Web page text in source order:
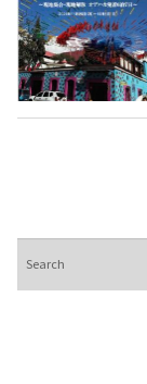
索